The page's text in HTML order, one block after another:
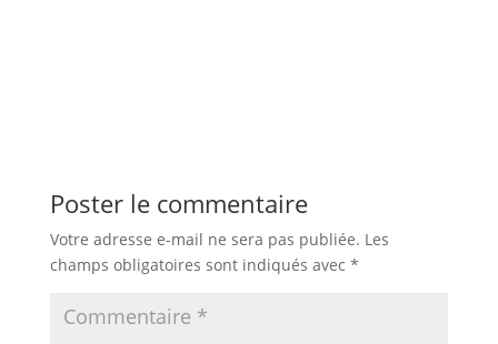
Poster le commentaire
Votre adresse e-mail ne sera pas publiée. Les
champs obligatoires sont indiqués avec *